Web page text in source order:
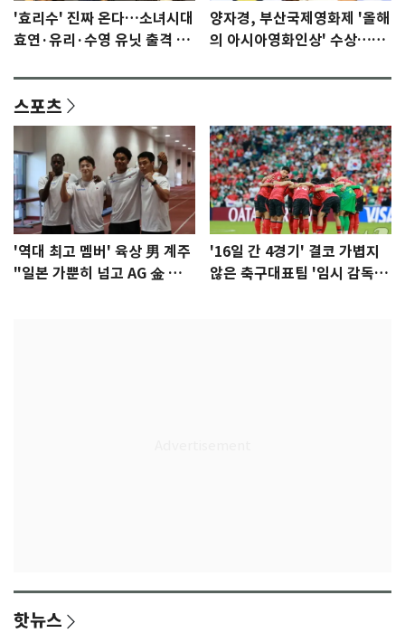
'효리수' 진짜 온다…소녀시대
효연·유리·수영 유닛 출격 [N
양자경, 부산국제영화제 '올해
의 아시아영화인상' 수상…15
스포츠
'역대 최고 멤버' 육상 男 계주
"일본 가뿐히 넘고 AG 金 따겠
'16일 간 4경기' 결코 가볍지
않은 축구대표팀 '임시 감독'
핫뉴스